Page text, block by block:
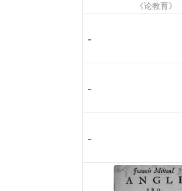
《论教育》
-
-
-